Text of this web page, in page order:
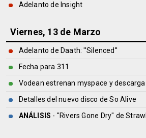
Adelanto de Insight
Viernes, 13 de Marzo
Adelanto de Daath: ''Silenced''
Fecha para 311
Vodean estrenan myspace y
Detalles del nuevo disco de So Alive
ANÁLISIS - "Rivers Gone Dry" de